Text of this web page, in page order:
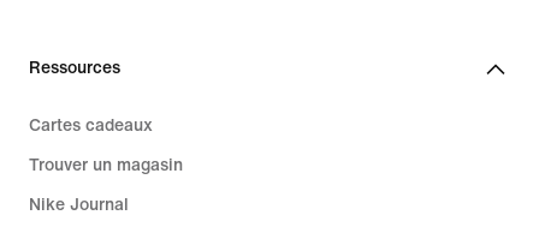
Ressources
Cartes cadeaux
Trouver un magasin
Nike Journal